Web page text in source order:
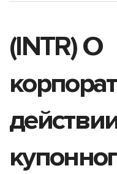
(INTR) О